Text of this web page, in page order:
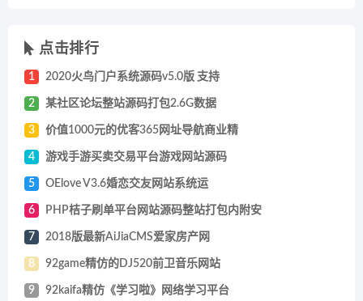
点击排行
1 2020火鸟门户系统源码v5.0版 支持
2 某社区论坛整站源码打包2.6G数据
3 价值1000元的优客365网址导航商业精
4 游戏手游买卖交易平台游戏网站源码
5 OElove V3.6婚恋交友网站系统运
6 PHP桔子刷单平台网站源码整站打包内附安
7 2018版最新AiJiaCMS爱家房产网
8 92game精仿的DJ520前卫音乐网站
9 92kaifa精仿《学习啦》网络学习平台